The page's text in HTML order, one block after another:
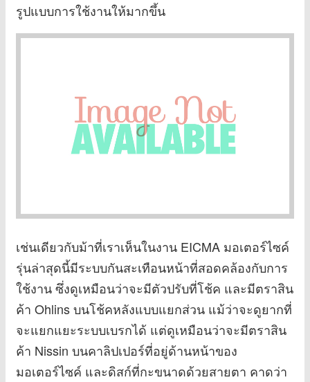
รูปแบบการใช้งานให้มากขึ้น
เช่นเดียวกับม้าที่เราเห็นในงาน EICMA มอเตอร์ไซค์
รุ่นล่าสุดนี้มีระบบกันสะเทือนหน้าที่สอดคล้องกับการ
ใช้งาน ซึ่งดูเหมือนว่าจะมีตัวปรับที่โช้ค และมีตราสิน
ค้า Ohlins บนโช้คหลังแบบแยกส่วน แม้ว่าจะดูยากที่
จะแยกแยะระบบเบรกได้ แต่ดูเหมือนว่าจะมีตราสิน
ค้า Nissin บนคาลิปเปอร์ที่อยู่ด้านหน้าของ
มอเตอร์ไซค์ และดิสก์ที่กะขนาดด้วยสายตา คาดว่า